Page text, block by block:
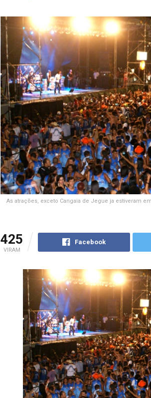
As atrações, exceto Cangaia de Jegue ja estiveram
425
VIRAM
Facebook